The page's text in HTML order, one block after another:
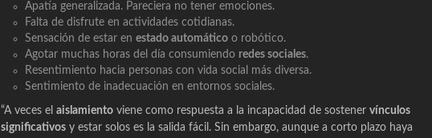
Apatía generalizada. Pareciera no tener emociones.
Falta de disfrute en actividades cotidianas.
Sensación de estar en estado automático o robótico.
Agotar muchas horas del día consumiendo redes sociales.
Resentimiento hacia personas con vida social más diversa.
Sentimiento de inadecuación en entornos sociales.
“A veces el aislamiento viene como respuesta a la incapacidad de sostener vínculos
significativos y estar solos es la salida fácil. Sin embargo, aunque a corto plazo haya